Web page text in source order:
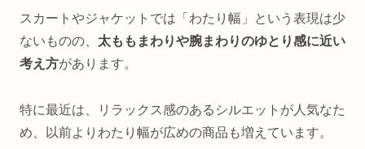
スカートやジャケットでは「わたり幅」という表現は少
ないものの、 太ももまわりや腕まわりのゆとり感に近い
考え方があります。
特に最近は、リラックス感のあるシルエットが人気なた
め、以前よりわたり幅が広めの商品も増えています。